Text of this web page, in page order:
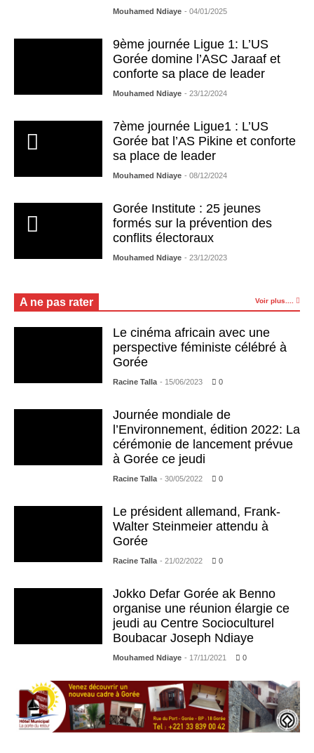
Mouhamed Ndiaye - 04/01/2025
9ème journée Ligue 1: L’US
Gorée domine l’ASC Jaraaf et
conforte sa place de leader
Mouhamed Ndiaye - 23/12/2024
7ème journée Ligue1 : L’US
Gorée bat l’AS Pikine et conforte
sa place de leader
Mouhamed Ndiaye - 08/12/2024
Gorée Institute : 25 jeunes
formés sur la prévention des
conflits électoraux
Mouhamed Ndiaye - 23/12/2023
A ne pas rater Voir plus....
Le cinéma africain avec une
perspective féministe célébré à
Gorée
Racine Talla - 15/06/2023 0
Journée mondiale de
l’Environnement, édition 2022: La
cérémonie de lancement prévue
à Gorée ce jeudi
Racine Talla - 30/05/2022 0
Le président allemand, Frank-
Walter Steinmeier attendu à
Gorée
Racine Talla - 21/02/2022 0
Jokko Defar Gorée ak Benno
organise une réunion élargie ce
jeudi au Centre Socioculturel
Boubacar Joseph Ndiaye
Mouhamed Ndiaye - 17/11/2021 0